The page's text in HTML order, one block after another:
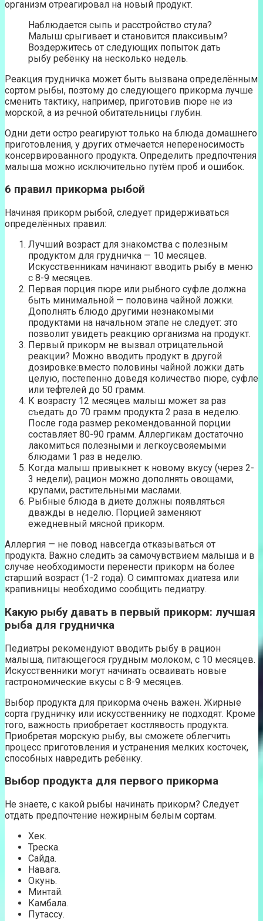
организм отреагировал на новый продукт.
Наблюдается сыпь и расстройство стула?
Малыш срыгивает и становится плаксивым?
Воздержитесь от следующих попыток дать
рыбу ребёнку на несколько недель.
Реакция грудничка может быть вызвана определённым
сортом рыбы, поэтому до следующего прикорма лучше
сменить тактику, например, приготовив пюре не из
морской, а из речной обитательницы глубин.
Одни дети остро реагируют только на блюда домашнего
приготовления, у других отмечается непереносимость
консервированного продукта. Определить предпочтения
малыша можно исключительно путём проб и ошибок.
6 правил прикорма рыбой
Начиная прикорм рыбой, следует придерживаться
определённых правил:
Лучший возраст для знакомства с полезным
продуктом для грудничка — 10 месяцев.
Искусственникам начинают вводить рыбу в меню
с 8-9 месяцев.
Первая порция пюре или рыбного суфле должна
быть минимальной — половина чайной ложки.
Дополнять блюдо другими незнакомыми
продуктами на начальном этапе не следует: это
позволит увидеть реакцию организма на продукт.
Первый прикорм не вызвал отрицательной
реакции? Можно вводить продукт в другой
дозировке:вместо половины чайной ложки дать
целую, постепенно доведя количество пюре, суфле
или тефтелей до 50 грамм.
К возрасту 12 месяцев малыш может за раз
съедать до 70 грамм продукта 2 раза в неделю.
После года размер рекомендованной порции
составляет 80-90 грамм. Аллергикам достаточно
лакомиться полезными и легкоусвояемыми
блюдами 1 раз в неделю.
Когда малыш привыкнет к новому вкусу (через 2-
3 недели), рацион можно дополнять овощами,
крупами, растительными маслами.
Рыбные блюда в диете должны появляться
дважды в неделю. Порцией заменяют
ежедневный мясной прикорм.
Аллергия — не повод навсегда отказываться от
продукта. Важно следить за самочувствием малыша и в
случае необходимости перенести прикорм на более
старший возраст (1-2 года). О симптомах диатеза или
крапивницы необходимо сообщить педиатру.
Какую рыбу давать в первый прикорм: лучшая
рыба для грудничка
Педиатры рекомендуют вводить рыбу в рацион
малыша, питающегося грудным молоком, с 10 месяцев.
Искусственники могут начинать осваивать новые
гастрономические вкусы с 8-9 месяцев.
Выбор продукта для прикорма очень важен. Жирные
сорта грудничку или искусственнику не подходят. Кроме
того, важность приобретает костлявость продукта.
Приобретая морскую рыбу, вы сможете облегчить
процесс приготовления и устранения мелких косточек,
способных навредить ребёнку.
Выбор продукта для первого прикорма
Не знаете, с какой рыбы начинать прикорм? Следует
отдать предпочтение нежирным белым сортам.
Хек.
Треска.
Сайда.
Навага.
Окунь.
Минтай.
Камбала.
Путассу.